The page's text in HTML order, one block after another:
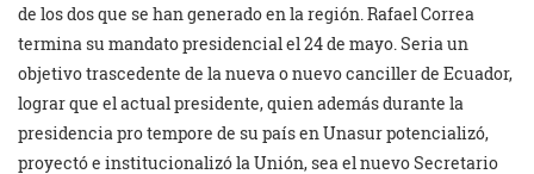
de los dos que se han generado en la región. Rafael Correa
termina su mandato presidencial el 24 de mayo. Seria un
objetivo trascedente de la nueva o nuevo canciller de Ecuador,
lograr que el actual presidente, quien además durante la
presidencia pro tempore de su país en Unasur potencializó,
proyectó e institucionalizó la Unión, sea el nuevo Secretario